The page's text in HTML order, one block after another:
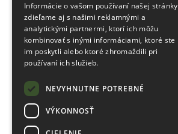
Informácie o vašom používaní našej stránky
zdieľame aj s našimi reklamnými a
analytickými partnermi, ktorí ich môžu
kombinovať s inými informáciami, ktoré ste
im poskytli alebo ktoré zhromaždili pri
používaní ich služieb.
NEVYHNUTNE POTREBNÉ
VÝKONNOSŤ